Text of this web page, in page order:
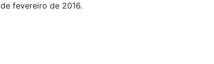
fevereiro de 2016.